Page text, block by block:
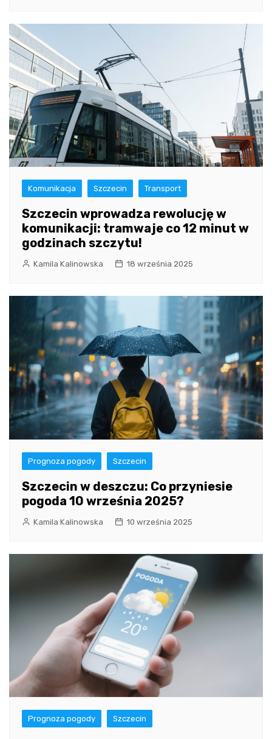
Komunikacja Szczecin Transport
Szczecin wprowadza rewolucję w
komunikacji: tramwaje co 12 minut w
godzinach szczytu!
Kamila Kalinowska 18 września 2025
Prognoza pogody Szczecin
Szczecin w deszczu: Co przyniesie
pogoda 10 września 2025?
Kamila Kalinowska 10 września 2025
Prognoza pogody Szczecin